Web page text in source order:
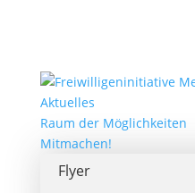
Aktuelles
Raum der Möglichkeiten
Mitmachen!
Flyer